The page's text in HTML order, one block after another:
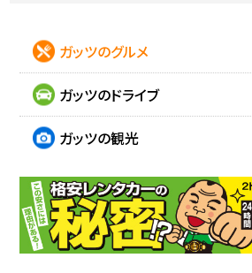
ガッツのグルメ
ガッツのドライブ
ガッツの観光